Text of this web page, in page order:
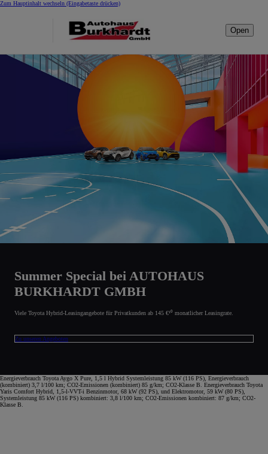
Zum Hauptinhalt wechseln (Eingabetaste drücken)
Open
Summer Special bei AUTOHAUS
BURKHARDT GMBH
Viele Toyota Hybrid-Leasingangebote für Privatkunden ab 145 €¹⁰ monatlicher Leasingrate.
Zu unseren Angeboten
Energieverbrauch Toyota Aygo X Pure, 1,5 l Hybrid Systemleistung 85 kW (116 PS), Energieverbrauch
(kombiniert) 3,7 l/100 km; CO2-Emissionen (kombiniert) 85 g/km; CO2-Klasse B. Energieverbrauch Toyota
Yaris Comfort Hybrid, 1,5-l-VVT-i Benzinmotor, 68 kW (92 PS), und Elektromotor, 59 kW (80 PS),
Systemleistung 85 kW (116 PS) kombiniert: 3,8 l/100 km; CO2-Emissionen kombiniert: 87 g/km; CO2-
Klasse B.